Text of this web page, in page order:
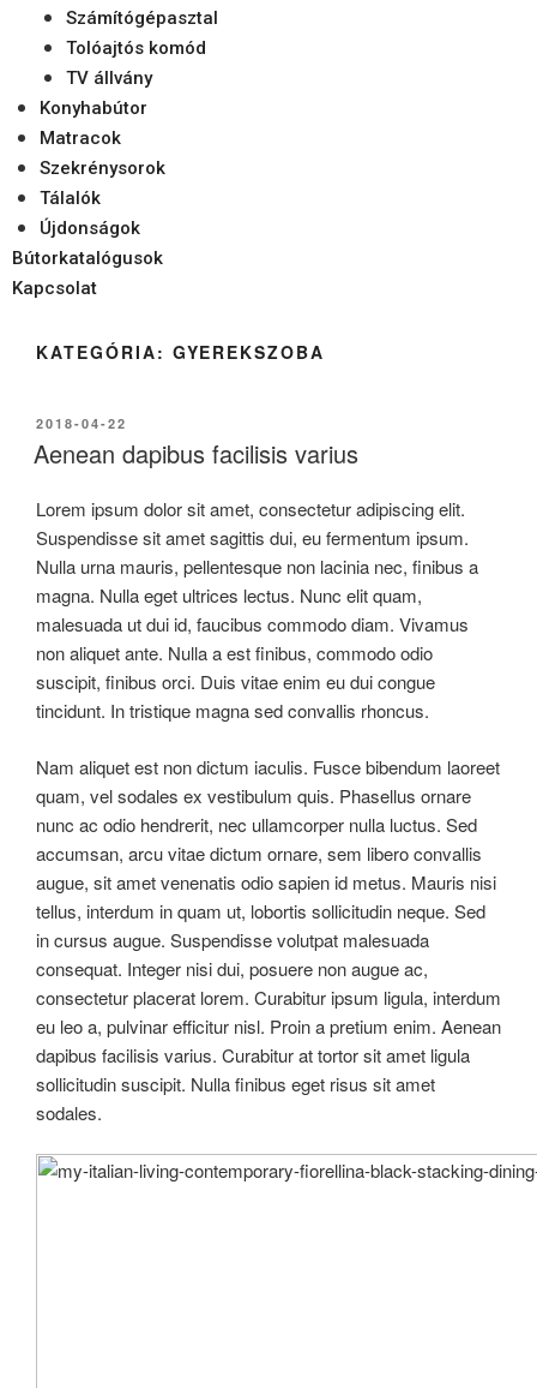
Számítógépasztal
Tolóajtós komód
TV állvány
Konyhabútor
Matracok
Szekrénysorok
Tálalók
Újdonságok
Bútorkatalógusok
Kapcsolat
KATEGÓRIA: GYEREKSZOBA
2018-04-22
Aenean dapibus facilisis varius
Lorem ipsum dolor sit amet, consectetur adipiscing elit.
Suspendisse sit amet sagittis dui, eu fermentum ipsum.
Nulla urna mauris, pellentesque non lacinia nec, finibus a
magna. Nulla eget ultrices lectus. Nunc elit quam,
malesuada ut dui id, faucibus commodo diam. Vivamus
non aliquet ante. Nulla a est finibus, commodo odio
suscipit, finibus orci. Duis vitae enim eu dui congue
tincidunt. In tristique magna sed convallis rhoncus.
Nam aliquet est non dictum iaculis. Fusce bibendum laoreet
quam, vel sodales ex vestibulum quis. Phasellus ornare
nunc ac odio hendrerit, nec ullamcorper nulla luctus. Sed
accumsan, arcu vitae dictum ornare, sem libero convallis
augue, sit amet venenatis odio sapien id metus. Mauris nisi
tellus, interdum in quam ut, lobortis sollicitudin neque. Sed
in cursus augue. Suspendisse volutpat malesuada
consequat. Integer nisi dui, posuere non augue ac,
consectetur placerat lorem. Curabitur ipsum ligula, interdum
eu leo a, pulvinar efficitur nisl. Proin a pretium enim. Aenean
dapibus facilisis varius. Curabitur at tortor sit amet ligula
sollicitudin suscipit. Nulla finibus eget risus sit amet
sodales.